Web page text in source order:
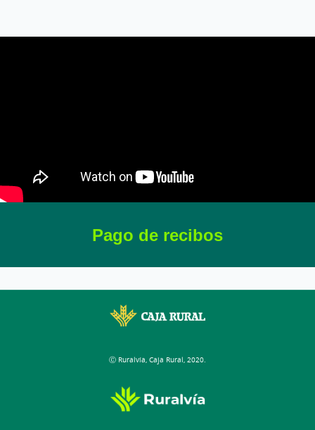
Pago de recibos
Ⓒ Ruralvía, Caja Rural, 2020.